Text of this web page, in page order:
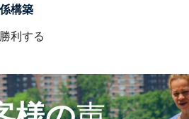
構築
利する